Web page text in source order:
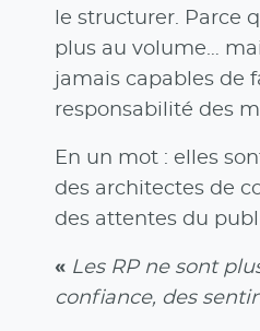
le structurer. Parce
plus au volume…
jamais capables de
responsabilité des
En un mot : elles
des architectes de
des attentes du
« Les RP ne sont
confiance, des